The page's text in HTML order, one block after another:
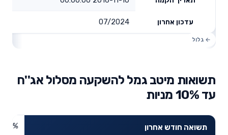
עדכון אחרון 07/2024
תשואות מיטב גמל להשקעה מסלול אג''ח
עד 10% מניות
תשואה חודש אחרון 0%